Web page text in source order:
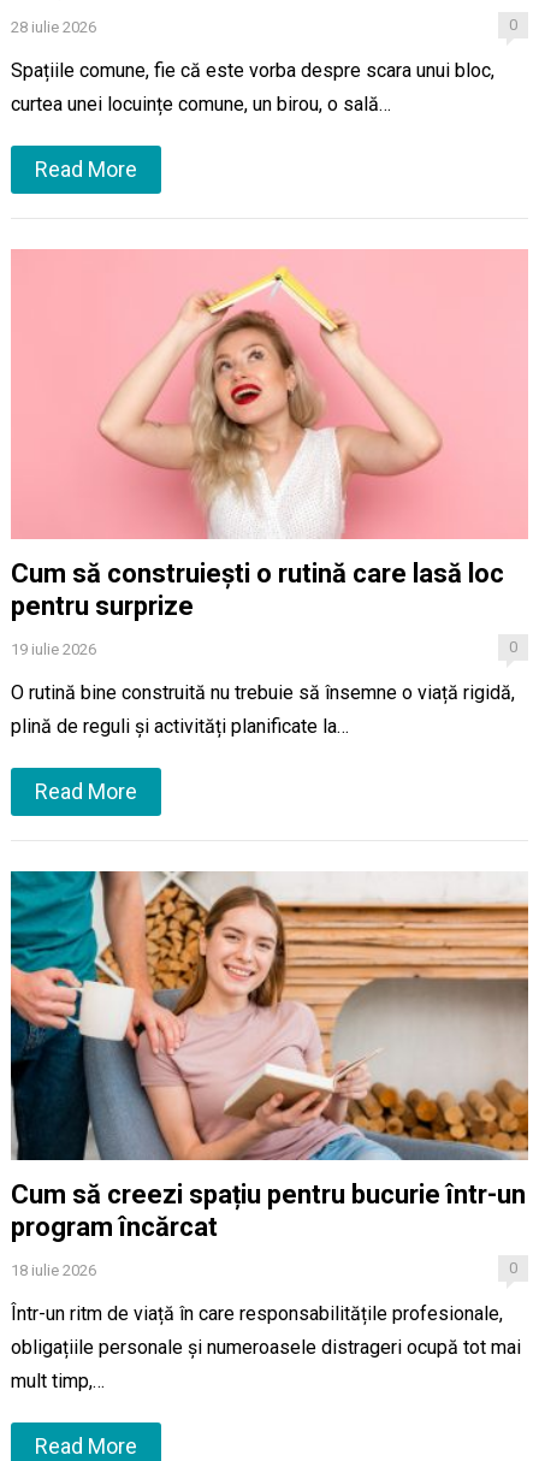
28 iulie 2026 0
Spațiile comune, fie că este vorba despre scara unui bloc,
curtea unei locuințe comune, un birou, o sală…
Read More
Cum să construiești o rutină care lasă loc
pentru surprize
19 iulie 2026 0
O rutină bine construită nu trebuie să însemne o viață rigidă,
plină de reguli și activități planificate la…
Read More
Cum să creezi spațiu pentru bucurie într-un
program încărcat
18 iulie 2026 0
Într-un ritm de viață în care responsabilitățile profesionale,
obligațiile personale și numeroasele distrageri ocupă tot mai
mult timp,…
Read More